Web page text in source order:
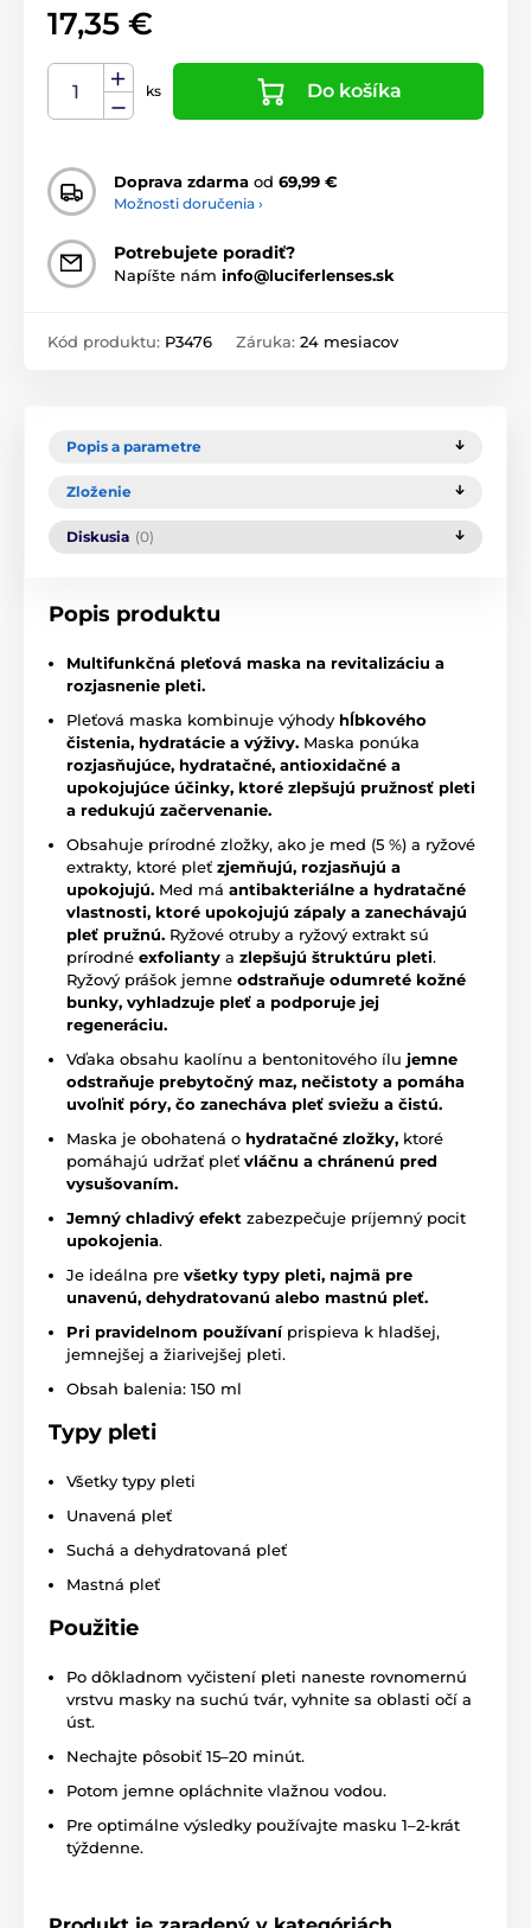
17,35 €
ks Do košíka
Doprava zdarma od 69,99 €
Možnosti doručenia ›
Potrebujete poradiť?
Napíšte nám info@luciferlenses.sk
Kód produktu: P3476 Záruka: 24 mesiacov
Popis a parametre
Zloženie
Diskusia (0)
Popis produktu
Multifunkčná pleťová maska na revitalizáciu a
rozjasnenie pleti.
Pleťová maska kombinuje výhody hĺbkového
čistenia, hydratácie a výživy. Maska ponúka
rozjasňujúce, hydratačné, antioxidačné a
upokojujúce účinky, ktoré zlepšujú pružnosť pleti
a redukujú začervenanie.
Obsahuje prírodné zložky, ako je med (5 %) a ryžové
extrakty, ktoré pleť zjemňujú, rozjasňujú a
upokojujú. Med má antibakteriálne a hydratačné
vlastnosti, ktoré upokojujú zápaly a zanechávajú
pleť pružnú. Ryžové otruby a ryžový extrakt sú
prírodné exfolianty a zlepšujú štruktúru pleti.
Ryžový prášok jemne odstraňuje odumreté kožné
bunky, vyhladzuje pleť a podporuje jej
regeneráciu.
Vďaka obsahu kaolínu a bentonitového ílu jemne
odstraňuje prebytočný maz, nečistoty a pomáha
uvoľniť póry, čo zanecháva pleť sviežu a čistú.
Maska je obohatená o hydratačné zložky, ktoré
pomáhajú udržať pleť vláčnu a chránenú pred
vysušovaním.
Jemný chladivý efekt zabezpečuje príjemný pocit
upokojenia.
Je ideálna pre všetky typy pleti, najmä pre
unavenú, dehydratovanú alebo mastnú pleť.
Pri pravidelnom používaníprispieva k hladšej,
jemnejšej a žiarivejšej pleti.
Obsah balenia: 150 ml
Typy pleti
Všetky typy pleti
Unavená pleť
Suchá a dehydratovaná pleť
Mastná pleť
Použitie
Po dôkladnom vyčistení pleti naneste rovnomernú
vrstvu masky na suchú tvár, vyhnite sa oblasti očí a
úst.
Nechajte pôsobiť 15–20 minút.
Potom jemne opláchnite vlažnou vodou.
Pre optimálne výsledky používajte masku 1–2-krát
týždenne.